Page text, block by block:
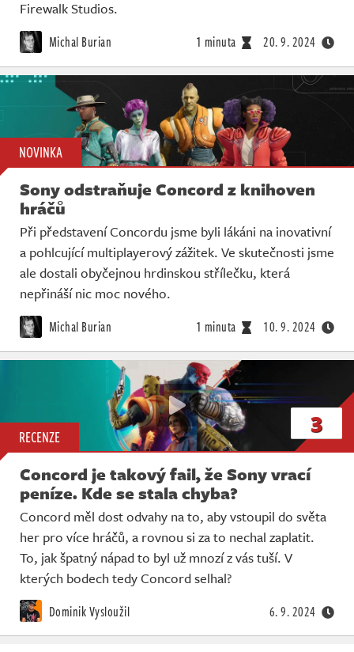
Firewalk Studios.
Michal Burian 1 minuta 20. 9. 2024
NOVINKA
Sony odstraňuje Concord z knihoven
hráčů
Při představení Concordu jsme byli lákáni na inovativní
a pohlcující multiplayerový zážitek. Ve skutečnosti jsme
ale dostali obyčejnou hrdinskou střílečku, která
nepřináší nic moc nového.
Michal Burian 1 minuta 10. 9. 2024
RECENZE 3
Concord je takový fail, že Sony vrací
peníze. Kde se stala chyba?
Concord měl dost odvahy na to, aby vstoupil do světa
her pro více hráčů, a rovnou si za to nechal zaplatit.
To, jak špatný nápad to byl už mnozí z vás tuší. V
kterých bodech tedy Concord selhal?
Dominik Vysloužil 6. 9. 2024